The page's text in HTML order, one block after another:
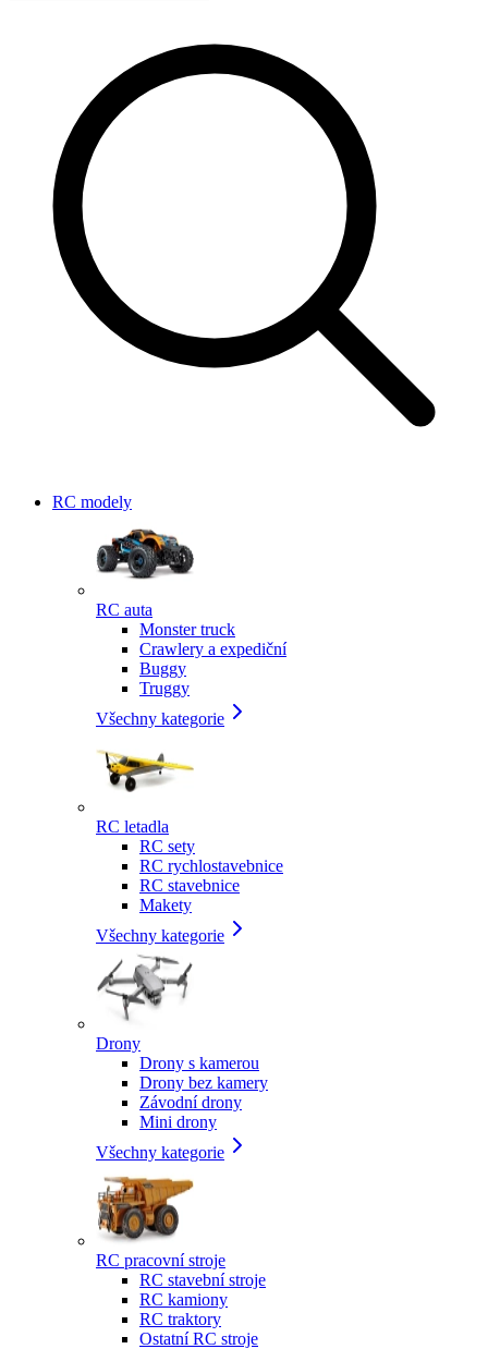
RC modely
RC auta
Monster truck
Crawlery a expediční
Buggy
Truggy
Všechny kategorie
RC letadla
RC sety
RC rychlostavebnice
RC stavebnice
Makety
Všechny kategorie
Drony
Drony s kamerou
Drony bez kamery
Závodní drony
Mini drony
Všechny kategorie
RC pracovní stroje
RC stavební stroje
RC kamiony
RC traktory
Ostatní RC stroje